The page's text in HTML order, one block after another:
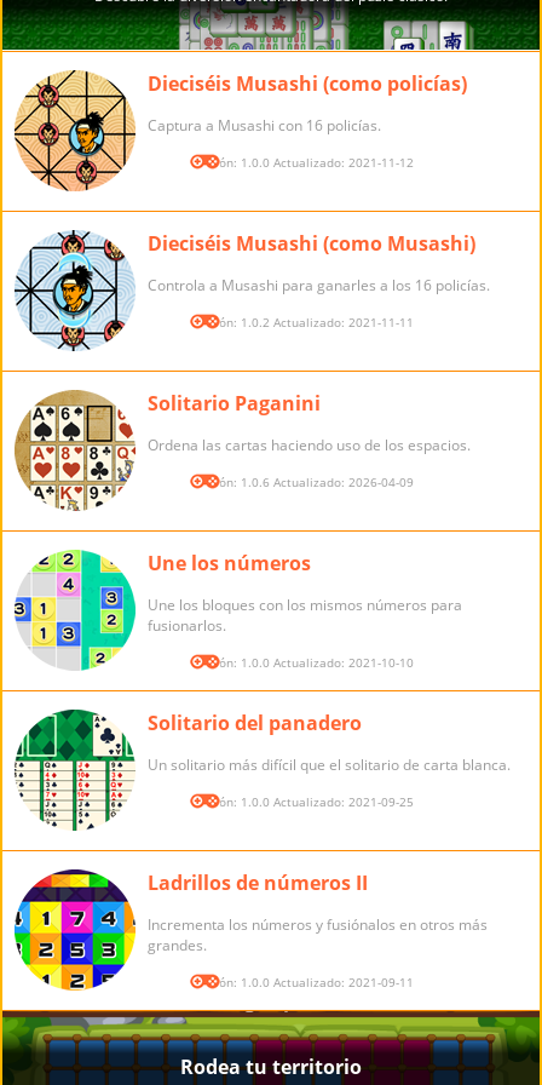
Dieciséis Musashi (como policías)
Captura a Musashi con 16 policías.
Versión: 1.0.0 Actualizado: 2021-11-12
Dieciséis Musashi (como Musashi)
Controla a Musashi para ganarles a los 16 policías.
Versión: 1.0.2 Actualizado: 2021-11-11
Solitario Paganini
Ordena las cartas haciendo uso de los espacios.
Versión: 1.0.6 Actualizado: 2026-04-09
Une los números
Une los bloques con los mismos números para
fusionarlos.
Versión: 1.0.0 Actualizado: 2021-10-10
Solitario del panadero
Un solitario más difícil que el solitario de carta blanca.
Versión: 1.0.0 Actualizado: 2021-09-25
Ladrillos de números II
Incrementa los números y fusiónalos en otros más
grandes.
Versión: 1.0.0 Actualizado: 2021-09-11